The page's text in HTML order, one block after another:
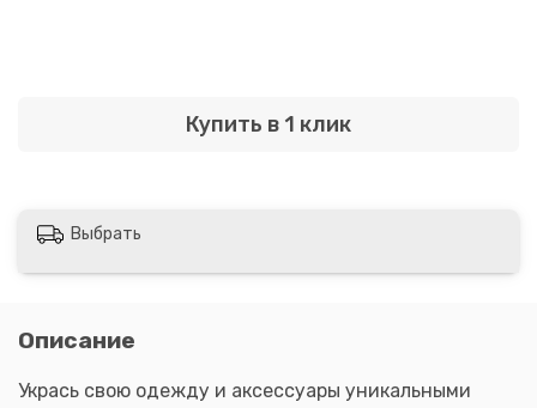
Купить в 1 клик
Выбрать
Описание
Укрась свою одежду и аксессуары уникальными